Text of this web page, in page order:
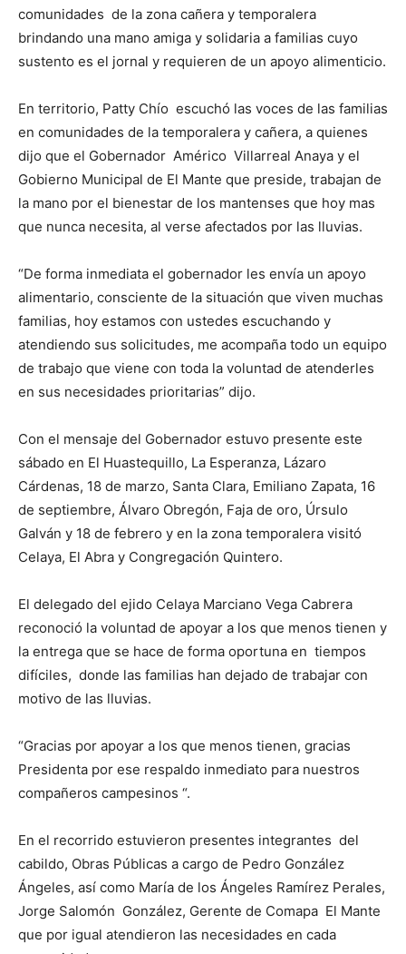
comunidades de la zona cañera y temporalera
brindando una mano amiga y solidaria a familias cuyo
sustento es el jornal y requieren de un apoyo alimenticio.
En territorio, Patty Chío escuchó las voces de las familias
en comunidades de la temporalera y cañera, a quienes
dijo que el Gobernador Américo Villarreal Anaya y el
Gobierno Municipal de El Mante que preside, trabajan de
la mano por el bienestar de los mantenses que hoy mas
que nunca necesita, al verse afectados por las lluvias.
“De forma inmediata el gobernador les envía un apoyo
alimentario, consciente de la situación que viven muchas
familias, hoy estamos con ustedes escuchando y
atendiendo sus solicitudes, me acompaña todo un equipo
de trabajo que viene con toda la voluntad de atenderles
en sus necesidades prioritarias” dijo.
Con el mensaje del Gobernador estuvo presente este
sábado en El Huastequillo, La Esperanza, Lázaro
Cárdenas, 18 de marzo, Santa Clara, Emiliano Zapata, 16
de septiembre, Álvaro Obregón, Faja de oro, Úrsulo
Galván y 18 de febrero y en la zona temporalera visitó
Celaya, El Abra y Congregación Quintero.
El delegado del ejido Celaya Marciano Vega Cabrera
reconoció la voluntad de apoyar a los que menos tienen y
la entrega que se hace de forma oportuna en tiempos
difíciles, donde las familias han dejado de trabajar con
motivo de las lluvias.
“Gracias por apoyar a los que menos tienen, gracias
Presidenta por ese respaldo inmediato para nuestros
compañeros campesinos “.
En el recorrido estuvieron presentes integrantes del
cabildo, Obras Públicas a cargo de Pedro González
Ángeles, así como María de los Ángeles Ramírez Perales,
Jorge Salomón González, Gerente de Comapa El Mante
que por igual atendieron las necesidades en cada